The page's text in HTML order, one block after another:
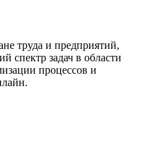
труда и предприятий,
спектр задач в области
процессов и